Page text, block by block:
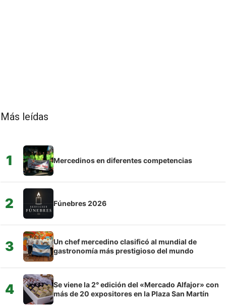
Más leídas
1 Mercedinos en diferentes competencias
2 Fúnebres 2026
3
Un chef mercedino clasificó al mundial de
gastronomía más prestigioso del mundo
4
Se viene la 2° edición del «Mercado Alfajor» con
más de 20 expositores en la Plaza San Martín